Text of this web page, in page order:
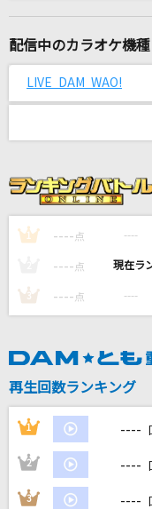
[生音]Born To
ビー・マイ・ベイ
ぐるたみん
Bridges
革命デュアリズム
水樹奈々×T.M.Revolution
[生音]時代
中島みゆき
U
millennium parade × Belle
[生音]紫煙
配信中のカラオケ機種
LIVE DAM WAO!
1 ---- 点 ----
---- 点 ----
3 ---- 点 ----
再生回数ランキング
1 ----
2 ----
3 ----